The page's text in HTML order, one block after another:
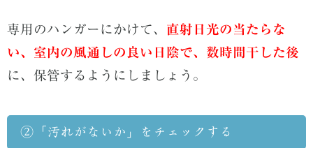
専用のハンガーにかけて、 直射日光の当たらな
い、室内の風通しの良い日陰で、数時間干した後
に、保管するようにしましょう。
②「汚れがないか」をチェックする